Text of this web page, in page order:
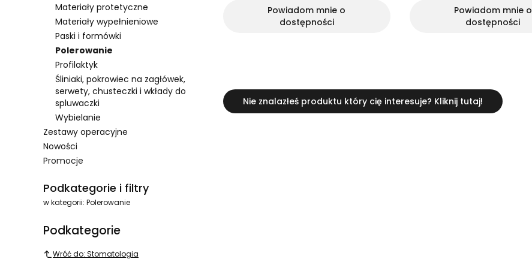
Materiały protetyczne
Materiały wypełnieniowe
Paski i formówki
Polerowanie
Profilaktyk
Śliniaki, pokrowiec na zagłówek,
serwety, chusteczki i wkłady do
spluwaczki
Wybielanie
Zestawy operacyjne
Nowości
Promocje
Podkategorie i filtry
w kategorii: Polerowanie
Podkategorie
Wróć do: Stomatologia
Powiadom mnie o
dostępności
Powiadom mnie o
dostępności
Nie znalazłeś produktu który cię interesuje? Kliknij tutaj!